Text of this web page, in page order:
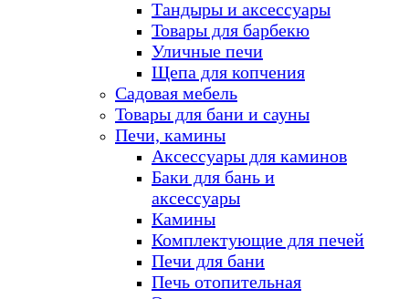
Тандыры и аксессуары
Товары для барбекю
Уличные печи
Щепа для копчения
Садовая мебель
Товары для бани и сауны
Печи, камины
Аксессуары для каминов
Баки для бань и
аксессуары
Камины
Комплектующие для печей
Печи для бани
Печь отопительная